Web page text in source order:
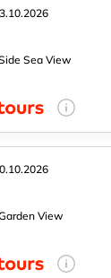
Sea View
View